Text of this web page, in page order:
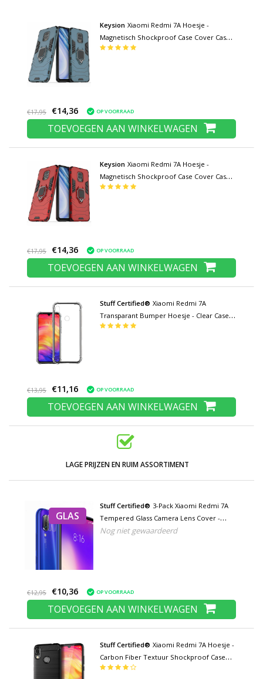
Keysion Xiaomi Redmi 7A Hoesje -
Magnetisch Shockproof Case Cover Cas
TPU Blauw + Kickstand
€17,95 €14,36 OP VOORRAAD
TOEVOEGEN AAN WINKELWAGEN
Keysion Xiaomi Redmi 7A Hoesje -
Magnetisch Shockproof Case Cover Cas
TPU Rood + Kickstand
€17,95 €14,36 OP VOORRAAD
TOEVOEGEN AAN WINKELWAGEN
Stuff Certified® Xiaomi Redmi 7A
Transparant Bumper Hoesje - Clear Case
Cover Silicone TPU Anti-Shock
€13,95 €11,16 OP VOORRAAD
TOEVOEGEN AAN WINKELWAGEN
LAGE PRIJZEN EN RUIM ASSORTIMENT
GLAS
Stuff Certified® 3-Pack Xiaomi Redmi 7A
Tempered Glass Camera Lens Cover -
Shockproof Film Case Bescherming
Nog niet gewaardeerd
€12,95 €10,36 OP VOORRAAD
TOEVOEGEN AAN WINKELWAGEN
Stuff Certified® Xiaomi Redmi 7A Hoesje -
Carbon Fiber Textuur Shockproof Case
TPU Cover Zwart